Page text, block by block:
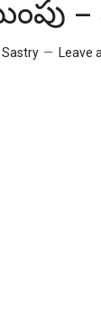
–
Sastry Leave